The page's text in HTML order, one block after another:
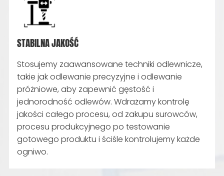
STABILNA JAKOŚĆ
Stosujemy zaawansowane techniki odlewnicze,
takie jak odlewanie precyzyjne i odlewanie
próżniowe, aby zapewnić gęstość i
jednorodność odlewów. Wdrażamy kontrolę
jakości całego procesu, od zakupu surowców,
procesu produkcyjnego po testowanie
gotowego produktu i ściśle kontrolujemy każde
ogniwo.